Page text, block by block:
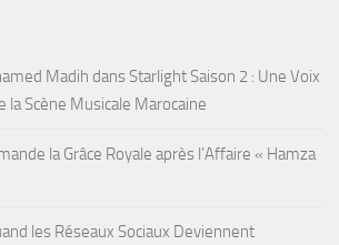
Madih dans Starlight Saison 2 : Une Voix
la Scène Musicale Marocaine
la Grâce Royale après l’Affaire « Hamza
les Réseaux Sociaux Deviennent